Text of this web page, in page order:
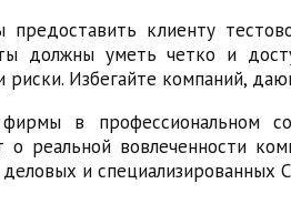
клиенту
должны уметь четко и
Избегайте компаний,
в профессиональном
реальной вовлеченности
и специализированных